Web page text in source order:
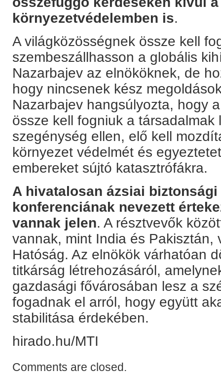
környezetvédelemben is.
A világközösségnek össze kell
szembeszállhasson a globális
Nazarbajev az elnököknek, de
hogy nincsenek kész
Nazarbajev hangsúlyozta, hogy
össze kell fogniuk a társadalmak
szegénység ellen, elő kell
környezet védelmét és
embereket sújtó katasztrófákra.
A hivatalosan ázsiai
konferenciának nevezett
vannak jelen. A résztvevők
vannak, mint India és Pakisztán,
Hatóság. Az elnökök várhatóan
titkárság létrehozásáról,
gazdasági fővárosában lesz a
fogadnak el arról, hogy együtt
stabilitása érdekében.
hirado.hu/MTI
Comments are closed.